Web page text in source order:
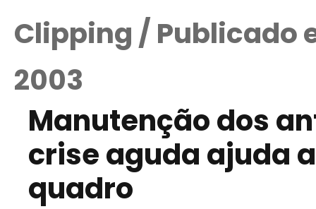
Clipping / Publicado
2003
Manutenção dos
crise aguda ajuda
quadro